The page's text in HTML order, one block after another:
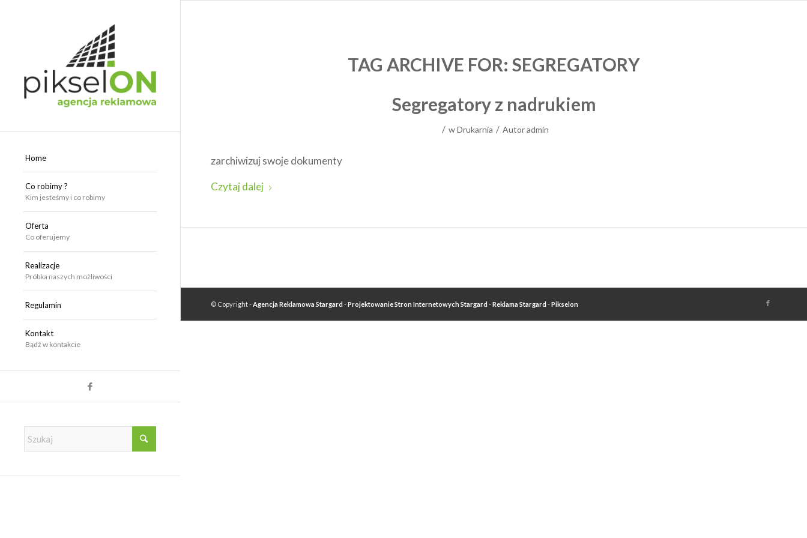
Home
Co robimy ?
Kim jesteśmy i co robimy
Oferta
Co oferujemy
Realizacje
Próbka naszych możliwości
Regulamin
Kontakt
Bądź w kontakcie
TAG ARCHIVE FOR: SEGREGATORY
Segregatory z nadrukiem
/ wDrukarnia / Autoradmin
zarchiwizuj swoje dokumenty
Czytaj dalej
© Copyright -Agencja Reklamowa Stargard -Projektowanie Stron Internetowych Stargard -Reklama Stargard -Pikselon